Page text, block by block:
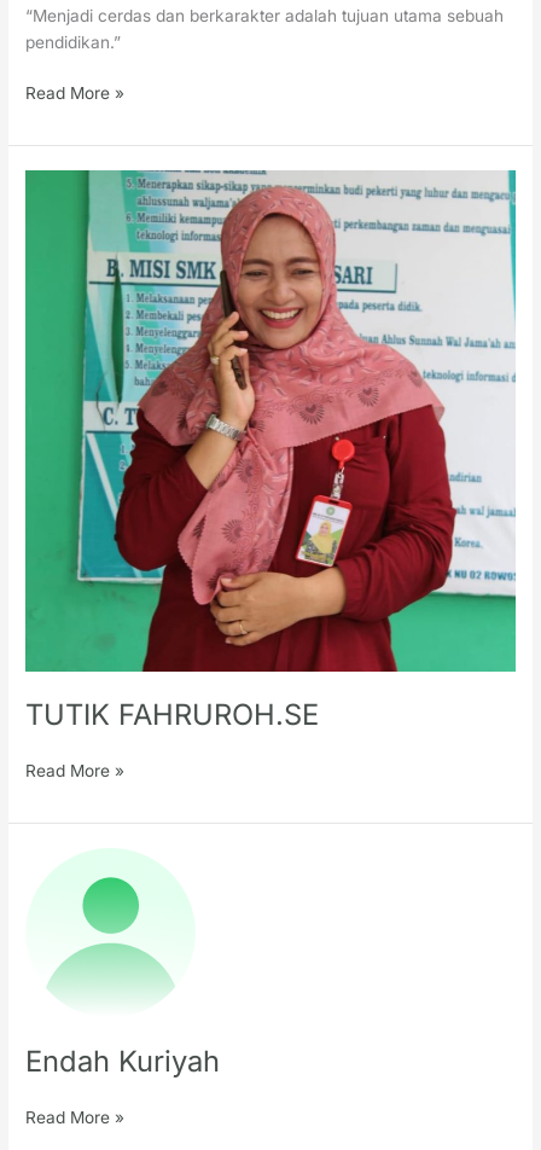
“Menjadi cerdas dan berkarakter adalah tujuan utama sebuah
pendidikan.”
Read More »
TUTIK FAHRUROH.SE
FAHRUROH.SE
Read More »
Endah Kuriyah
Endah
Kuriyah
Read More »